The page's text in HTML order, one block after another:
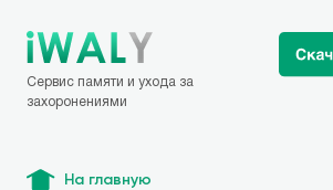
Сервис памяти и ухода за
захоронениями
На главную